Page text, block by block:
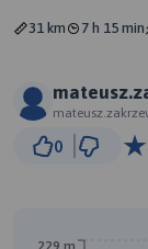
31 km 7 h 15 min
0